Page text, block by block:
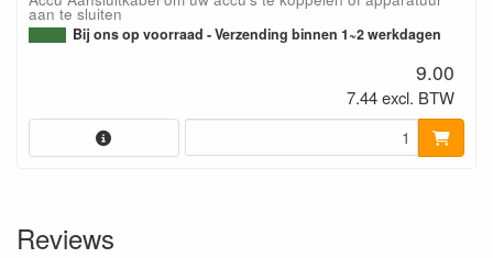
aan te sluiten
Bij ons op voorraad - Verzending binnen 1~2 werkdagen
9.00
7.44 excl. BTW
Reviews